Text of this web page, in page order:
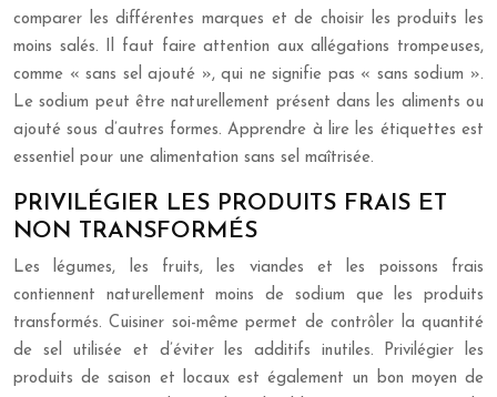
comparer les différentes marques et de choisir les produits les
moins salés. Il faut faire attention aux allégations trompeuses,
comme « sans sel ajouté », qui ne signifie pas « sans sodium ».
Le sodium peut être naturellement présent dans les aliments ou
ajouté sous d’autres formes. Apprendre à lire les étiquettes est
essentiel pour une alimentation sans sel maîtrisée.
PRIVILÉGIER LES PRODUITS FRAIS ET
NON TRANSFORMÉS
Les légumes, les fruits, les viandes et les poissons frais
contiennent naturellement moins de sodium que les produits
transformés. Cuisiner soi-même permet de contrôler la quantité
de sel utilisée et d’éviter les additifs inutiles. Privilégier les
produits de saison et locaux est également un bon moyen de